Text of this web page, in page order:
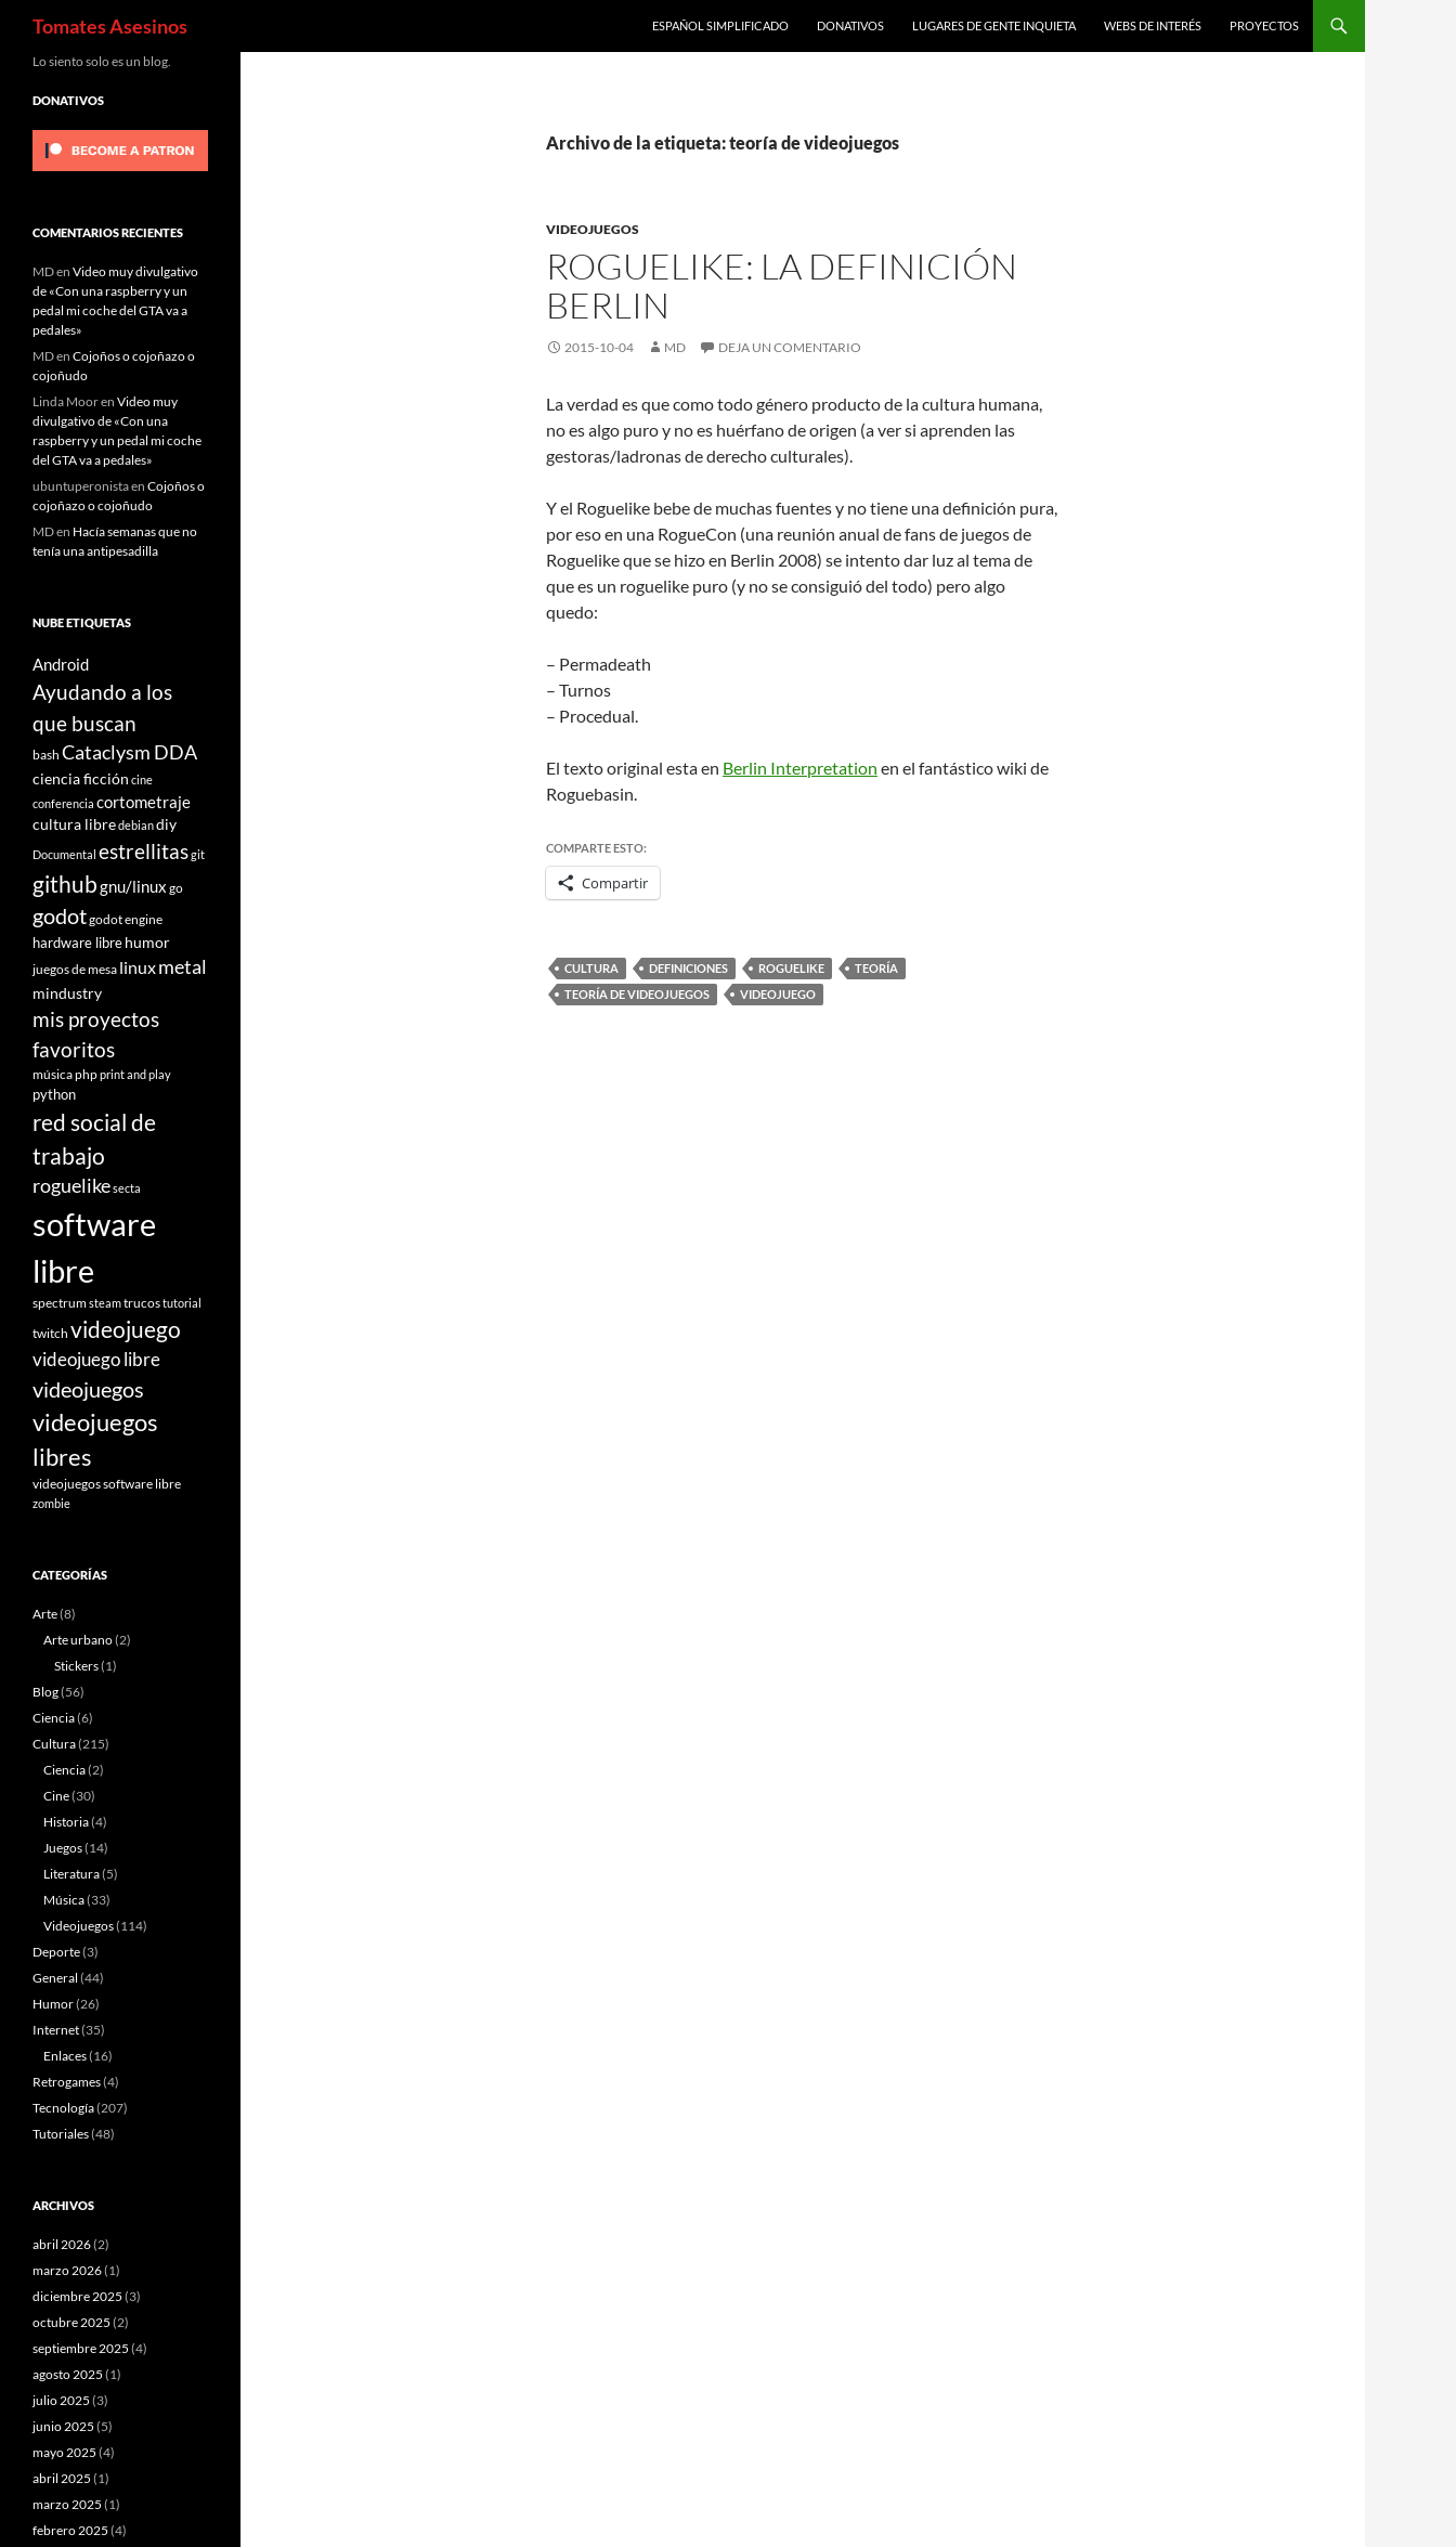
Saltar
Tomates Asesinos ESPAÑOL SIMPLIFICADO DONATIVOS LUGARES DE GENTE INQUIETA WEBS DE INTERÉS PROYECTOS
Archivo de la etiqueta: teoría de videojuegos
VIDEOJUEGOS
ROGUELIKE: LA DEFINICIÓN
BERLIN
2015-10-04 MD DEJA UN COMENTARIO
La verdad es que como todo género producto de la cultura humana,
no es algo puro y no es huérfano de origen (a ver si aprenden las
gestoras/ladronas de derecho culturales).
Y el Roguelike bebe de muchas fuentes y no tiene una definición pura,
por eso en una RogueCon (una reunión anual de fans de juegos de
Roguelike que se hizo en Berlin 2008) se intento dar luz al tema de
que es un roguelike puro (y no se consiguió del todo) pero algo
quedo:
– Permadeath
– Turnos
– Procedual.
El texto original esta en Berlin Interpretation en el fantástico wiki de
Roguebasin.
COMPARTE ESTO:
Compartir
CULTURA DEFINICIONES ROGUELIKE
TEORÍA
TEORÍA DE VIDEOJUEGOS
VIDEOJUEGO
Lo siento solo es un blog.
DONATIVOS
COMENTARIOS RECIENTES
MDen Video muy divulgativo
de «Con una raspberry y un
pedal mi coche del GTA va a
pedales»
MDen Cojoños o cojoñazo o
cojoñudo
Linda Mooren Video muy
divulgativo de «Con una
raspberry y un pedal mi coche
del GTA va a pedales»
ubuntuperonistaen Cojoños o
cojoñazo o cojoñudo
MDen Hacía semanas que no
tenía una antipesadilla
NUBE ETIQUETAS
Android
Ayudando a los
que buscan
bash Cataclysm DDA
ciencia ficción cine
conferencia cortometraje
cultura libredebiandiy
Documental estrellitasgit
githubgnu/linux go
godotgodot engine
hardware librehumor
juegos de mesa linuxmetal
mindustry
mis proyectos
favoritos
músicaphpprint and play
python
red social de
trabajo
roguelikesecta
software
libre
spectrumsteamtrucostutorial
twitch videojuego
videojuego libre
videojuegos
videojuegos
libres
videojuegos software libre
zombie
CATEGORÍAS
Arte(8)
Arte urbano(2)
Stickers(1)
Blog(56)
Ciencia(6)
Cultura(215)
Ciencia(2)
Cine(30)
Historia(4)
Juegos(14)
Literatura(5)
Música(33)
Videojuegos(114)
Deporte(3)
General (44)
Humor(26)
Internet(35)
Enlaces(16)
Retrogames(4)
Tecnología(207)
Tutoriales(48)
ARCHIVOS
abril 2026(2)
marzo 2026(1)
diciembre 2025 (3)
octubre 2025 (2)
septiembre 2025 (4)
agosto 2025 (1)
julio 2025 (3)
junio 2025 (5)
mayo 2025 (4)
abril 2025 (1)
marzo 2025 (1)
febrero 2025 (4)